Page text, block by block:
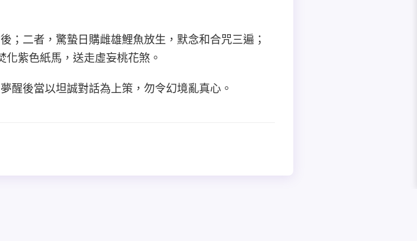
；二者，驚蟄日購雌雄鯉魚放生，默念和合咒三遍；
紫色紙馬，送走虛妄桃花煞。
醒後當以坦誠對話為上策，勿令幻境亂真心。